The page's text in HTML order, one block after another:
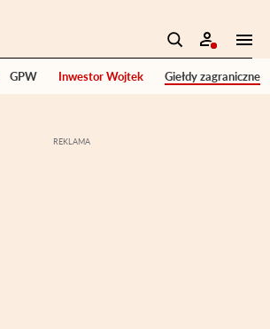
GPW Inwestor Wojtek Giełdy zagraniczne